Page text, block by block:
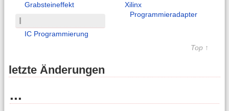
Grabsteineffekt
I
IC Programmierung
Xilinx
Programmieradapter
Top ↑
letzte Änderungen
...